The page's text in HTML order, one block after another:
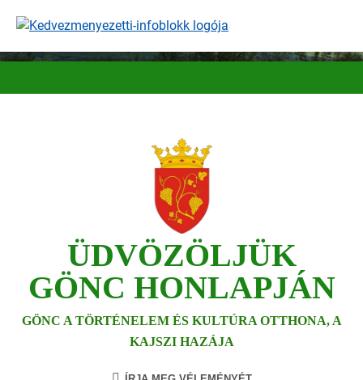
ÜDVÖZÖLJÜK
GÖNC HONLAPJÁN
GÖNC A TÖRTÉNELEM ÉS KULTÚRA OTTHONA, A
KAJSZI HAZÁJA